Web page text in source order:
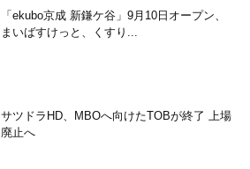
「ekubo京成 新鎌ケ谷」9月10日オープン、
まいばすけっと、くすり...
サツドラHD、MBOへ向けたTOBが終了 上場
廃止へ